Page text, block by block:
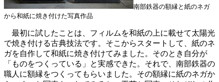
南部鉄器の額縁と紙のネガ
から和紙に焼き付けた写真作品
最初に試したことは、フィルムを和紙の上に載せて太陽光
で焼き付ける古典技法です。そこからスタートして、紙のネ
ガを自作して和紙に焼き付けてみました。そのとき自分が
「ものをつくっている」と実感できた。それで、南部鉄器の
職人に額縁をつくってもらいました。その額縁に紙のネガか